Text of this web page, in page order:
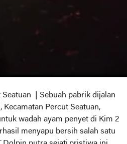
Seatuan | Sebuah pabrik dijalan
Kecamatan Percut Seatuan,
wadah ayam penyet di Kim 2
menyapu bersih salah satu